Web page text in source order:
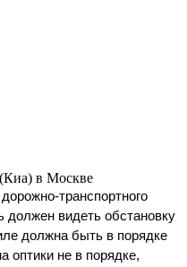
транспортного
должен видеть обстановку
должна быть в порядке
оптики не в порядке,